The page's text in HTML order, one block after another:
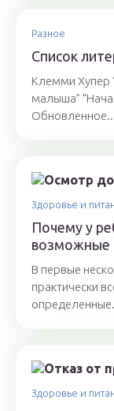
Разное
Список
Клемми Хупер
малыша”
Здоровье и
Почему у
возможные
В первые
практически
Здоровье и